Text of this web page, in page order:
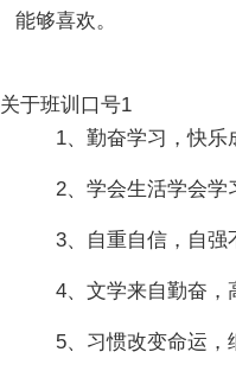
能够喜欢。
关于班训口号1
1、勤奋学习，快乐
2、学会生活学会学
3、自重自信，自强
4、文学来自勤奋，
5、习惯改变命运，